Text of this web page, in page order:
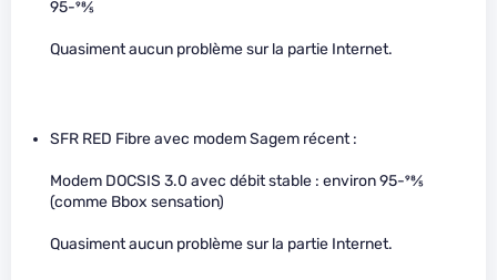
95-98⁄5
Quasiment aucun problème sur la partie Internet.
SFR RED Fibre avec modem Sagem récent :
Modem DOCSIS 3.0 avec débit stable : environ 95-98⁄5
(comme Bbox sensation)
Quasiment aucun problème sur la partie Internet.